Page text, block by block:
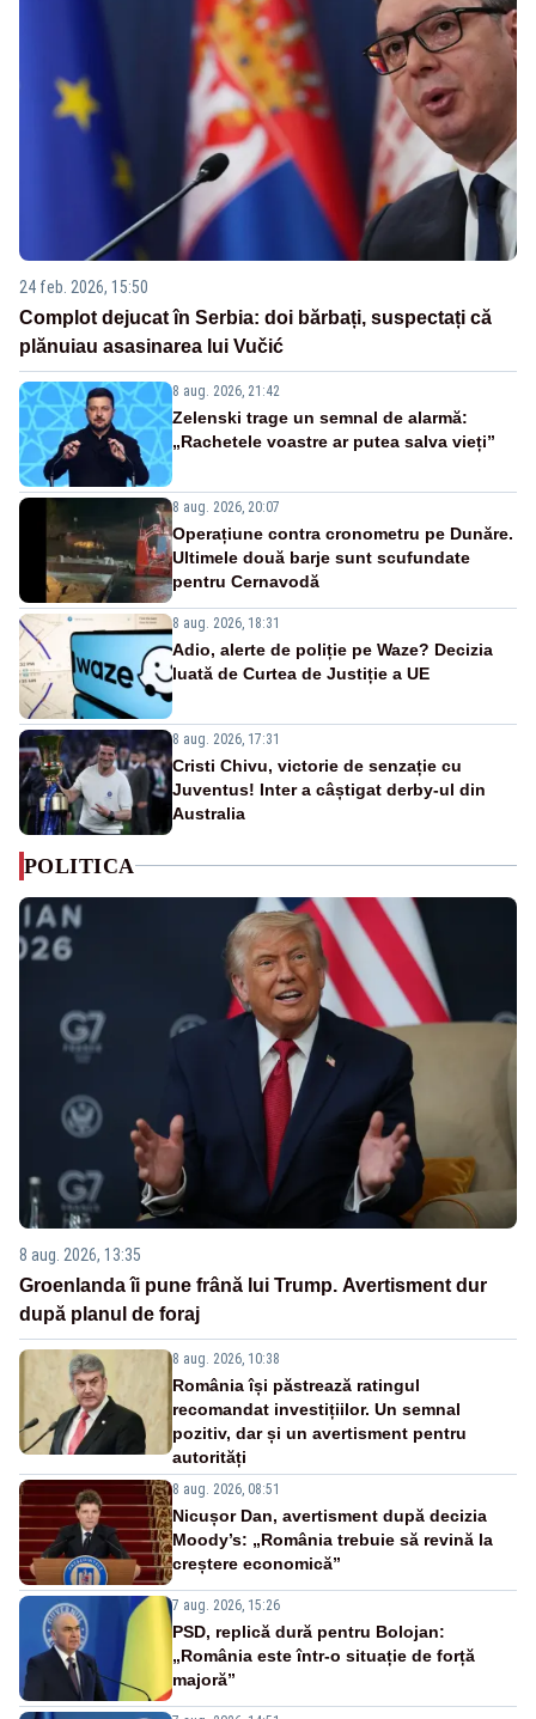
24 feb. 2026, 15:50
Complot dejucat în Serbia: doi bărbați, suspectați că
plănuiau asasinarea lui Vučić
8 aug. 2026, 21:42
Zelenski trage un semnal de alarmă:
„Rachetele voastre ar putea salva vieți”
8 aug. 2026, 20:07
Operațiune contra cronometru pe Dunăre.
Ultimele două barje sunt scufundate
pentru Cernavodă
8 aug. 2026, 18:31
Adio, alerte de poliție pe Waze? Decizia
luată de Curtea de Justiție a UE
8 aug. 2026, 17:31
Cristi Chivu, victorie de senzație cu
Juventus! Inter a câștigat derby-ul din
Australia
POLITICA
8 aug. 2026, 13:35
Groenlanda îi pune frână lui Trump. Avertisment dur
după planul de foraj
8 aug. 2026, 10:38
România își păstrează ratingul
recomandat investițiilor. Un semnal
pozitiv, dar și un avertisment pentru
autorități
8 aug. 2026, 08:51
Nicușor Dan, avertisment după decizia
Moody’s: „România trebuie să revină la
creștere economică”
7 aug. 2026, 15:26
PSD, replică dură pentru Bolojan:
„România este într-o situație de forță
majoră”